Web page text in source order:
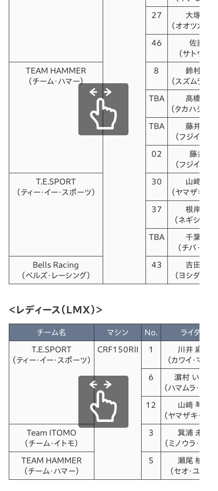
27
大塚 貴
（オオツカ・タ
46
佐藤 力
（サトウ・リ
TEAM HAMMER
（チーム・ハマー）
8
鈴村 英
（スズムラ・エ
TBA
高橋 央
（タカハシ・オ
TBA
藤井 一
（フジイ・カ
02
藤井 武
（フジイ・タ
T.E.SPORT
（ティー・イー・スポーツ）
30
山﨑 巧
（ヤマザキ・タ
37
根岸 瑞
（ネギシ・ミ
TBA
千葉 蓮
（チバ・ハズ
Bells Racing
（ベルズ・レーシング）
43
吉田 琉
（ヨシダ・ル
＜レディース（LMX）＞
チーム名 マシン No. ライダー
T.E.SPORT
（ティー・イー・スポーツ）
CRF150RⅡ 1
川井 麻央
（カワイ・マナカ
6
濵村 いぶき
（ハマムラ・イブ
12
山﨑 琴乃
（ヤマザキ・コト
Team ITOMO
（チーム・イトモ）
3
箕浦 未夢
（ミノウラ・ミュ
TEAM HAMMER
（チーム・ハマー）
5
瀬尾 柚姫
（セオ・ユズキ